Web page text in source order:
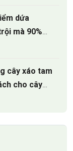
dứa
mà 90%
cây xáo tam
cho cây